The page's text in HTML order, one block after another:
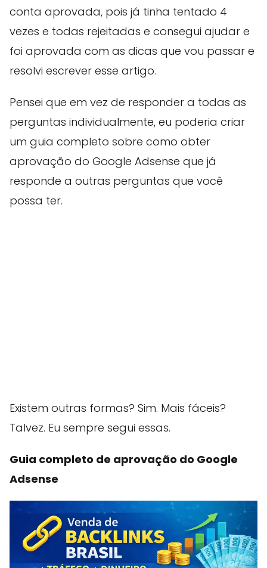
conta aprovada, pois já tinha tentado 4
vezes e todas rejeitadas e consegui ajudar e
foi aprovada com as dicas que vou passar e
resolvi escrever esse artigo.
Pensei que em vez de responder a todas as
perguntas individualmente, eu poderia criar
um guia completo sobre como obter
aprovação do Google Adsense que já
responde a outras perguntas que você
possa ter.
Existem outras formas? Sim. Mais fáceis?
Talvez. Eu sempre segui essas.
Guia completo de aprovação do Google
Adsense